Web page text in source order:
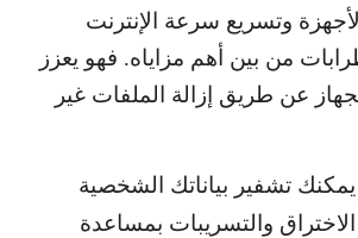
وتسريع سرعة الإنترنت
من بين أهم مزاياه. فهو يعزز
للجهاز عن طريق إزالة الملفات غير
يمكنك تشفير بياناتك الشخصية
والتسريبات بمساعدة